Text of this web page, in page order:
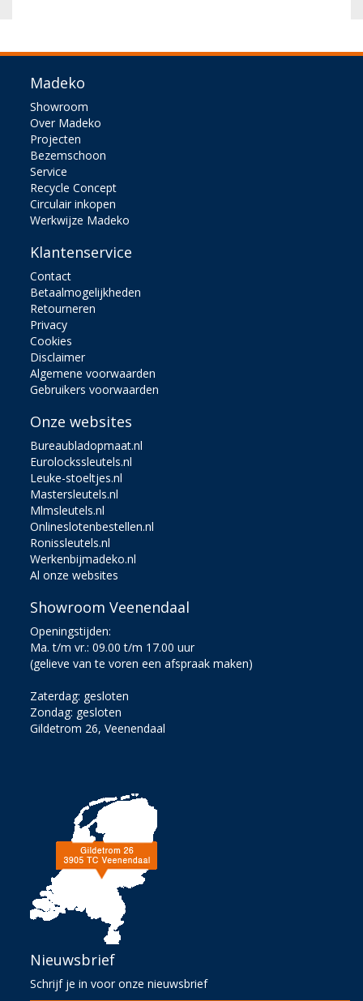
Madeko
Showroom
Over Madeko
Projecten
Bezemschoon
Service
Recycle Concept
Circulair inkopen
Werkwijze Madeko
Klantenservice
Contact
Betaalmogelijkheden
Retourneren
Privacy
Cookies
Disclaimer
Algemene voorwaarden
Gebruikers voorwaarden
Onze websites
Bureaubladopmaat.nl
Eurolockssleutels.nl
Leuke-stoeltjes.nl
Mastersleutels.nl
Mlmsleutels.nl
Onlineslotenbestellen.nl
Ronissleutels.nl
Werkenbijmadeko.nl
Al onze websites
Showroom Veenendaal
Openingstijden:
Ma. t/m vr.: 09.00 t/m 17.00 uur
(gelieve van te voren een afspraak maken)
Zaterdag: gesloten
Zondag: gesloten
Gildetrom 26, Veenendaal
Nieuwsbrief
Schrijf je in voor onze nieuwsbrief